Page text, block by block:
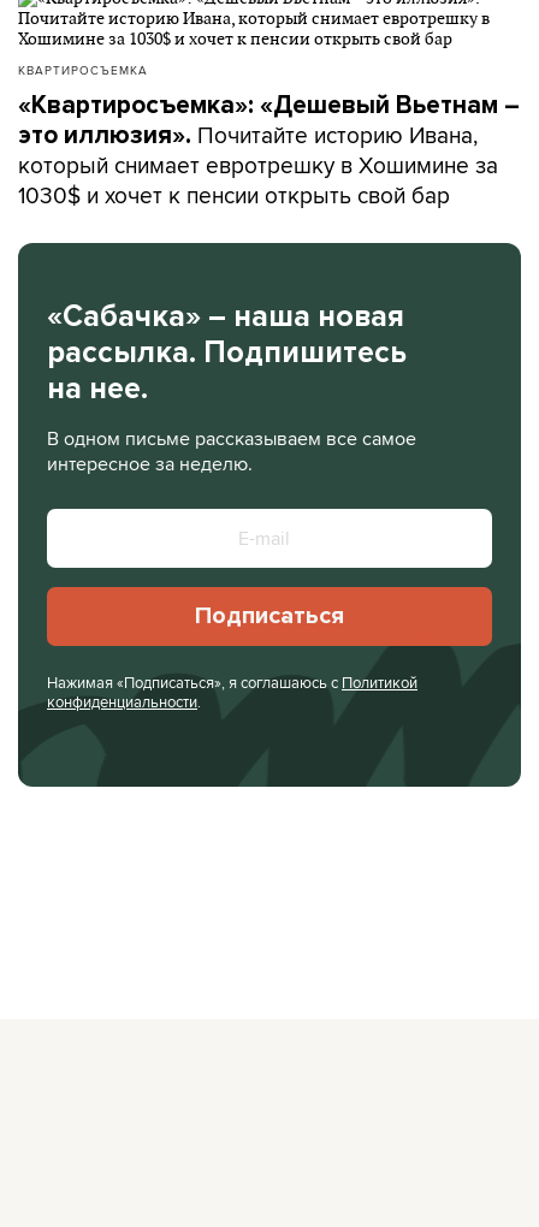
КВАРТИРОСЪЕМКА
«Квартиросъемка»: «Дешевый Вьетнам –
это иллюзия». Почитайте историю Ивана,
который снимает евротрешку в Хошимине за
1030$ и хочет к пенсии открыть свой бар
«Сабачка» – наша новая
рассылка. Подпишитесь
на нее.
В одном письме рассказываем все самое
интересное за неделю.
Подписаться
Нажимая «Подписаться», я соглашаюсь с Политикой
конфиденциальности.